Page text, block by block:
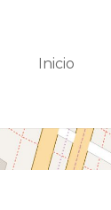
Inicio